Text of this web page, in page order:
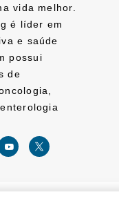
vida melhor.
é líder em
e saúde
possui
de